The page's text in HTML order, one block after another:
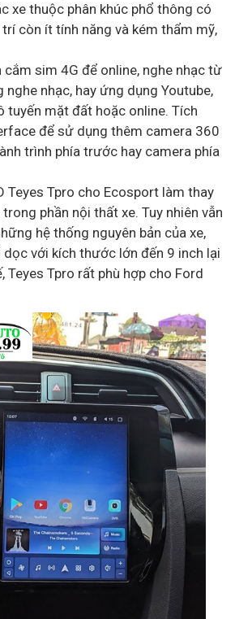
xe thuộc phân khúc phổ thông có
còn ít tính năng và kém thẩm mỹ,
cắm sim 4G để online, nghe nhạc từ
nghe nhạc, hay ứng dụng Youtube,
tuyến mặt đất hoặc online. Tích
để sử dụng thêm camera 360
trình phía trước hay camera phía
Teyes Tpro cho Ecosport làm thay
phần nội thất xe. Tuy nhiên vẫn
hệ thống nguyên bản của xe,
dọc với kích thước lớn đến 9 inch lại
Teyes Tpro rất phù hợp cho Ford